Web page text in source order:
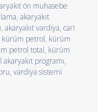
ön muhasebe
,akaryakıt
,akaryakıt vardiya,cari
kürüm petrol, kürüm
petrol total, kürüm
akaryakıt programı,
,vardiya sistemi